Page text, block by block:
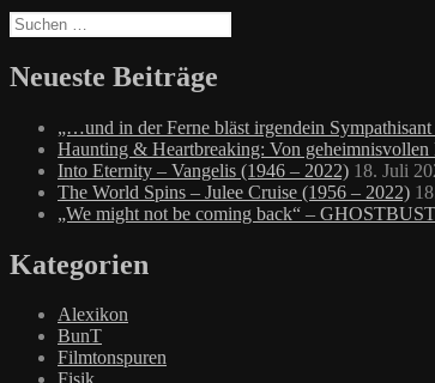
Suchen
nach:
Neueste Beiträge
„…und in der Ferne bläst irgendein
Haunting & Heartbreaking: Von
Into Eternity – Vangelis (1946 – 2022) 18. Juli
The World Spins – Julee Cruise (1956 – 2022)
„We might not be coming back“ –
Kategorien
Alexikon
BunT
Filmtonspuren